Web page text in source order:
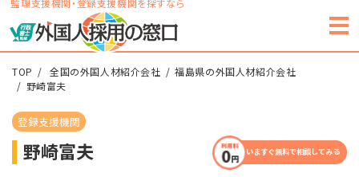
監理支援機関・登録支援機関を探すなら
TOP 全国の外国人材紹介会社
福島県の外国人材紹介会社
野崎富夫
登録支援機関
野崎富夫 いますぐ無料で相談してみる